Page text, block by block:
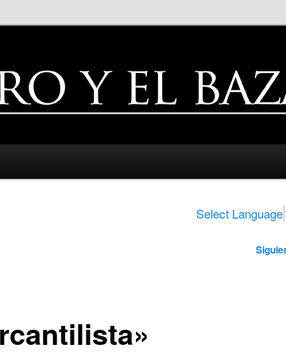
Select Language